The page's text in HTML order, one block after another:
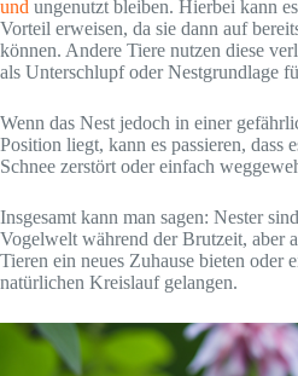
und ungenutzt bleiben. Hierbei kann
Vorteil erweisen, da sie dann auf
können. Andere Tiere nutzen diese
als Unterschlupf oder Nestgrundlage
Wenn das Nest jedoch in einer
Position liegt, kann es passieren, dass
Schnee zerstört oder einfach
Insgesamt kann man sagen: Nester
Vogelwelt während der Brutzeit, aber
Tieren ein neues Zuhause bieten oder
natürlichen Kreislauf gelangen.